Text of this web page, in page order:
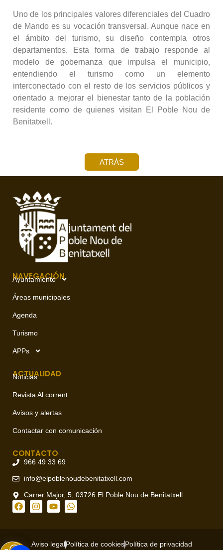
Uno de los principales valores diferenciales del Cuadro
de Mando es su vocación transversal. Aunque nace en
el ámbito del turismo, su diseño contempla otros
departamentos. Esta forma de trabajo responde al
modelo de gobernanza que impulsa el municipio,
entendiendo el turismo como un elemento
interconectado con el resto de los servicios públicos y
orientado a mejorar el bienestar tanto de la población
residente como de quienes visitan El Poble Nou de
Benitatxell.
ATRÁS
NAVEGACIÓN
Ayuntamiento
Áreas municipales
Agenda
Turismo
APPs
ACTUALIDAD
Noticias
Revista Al corrent
Avisos y alertas
Contactar con comunicación
CONTACTO
966 49 33 69
info@elpoblenoudebenitatxell.com
Carrer Major, 5, 03726 El Poble Nou de Benitatxell
Aviso legalPolítica de cookiesPolítica de privacidad